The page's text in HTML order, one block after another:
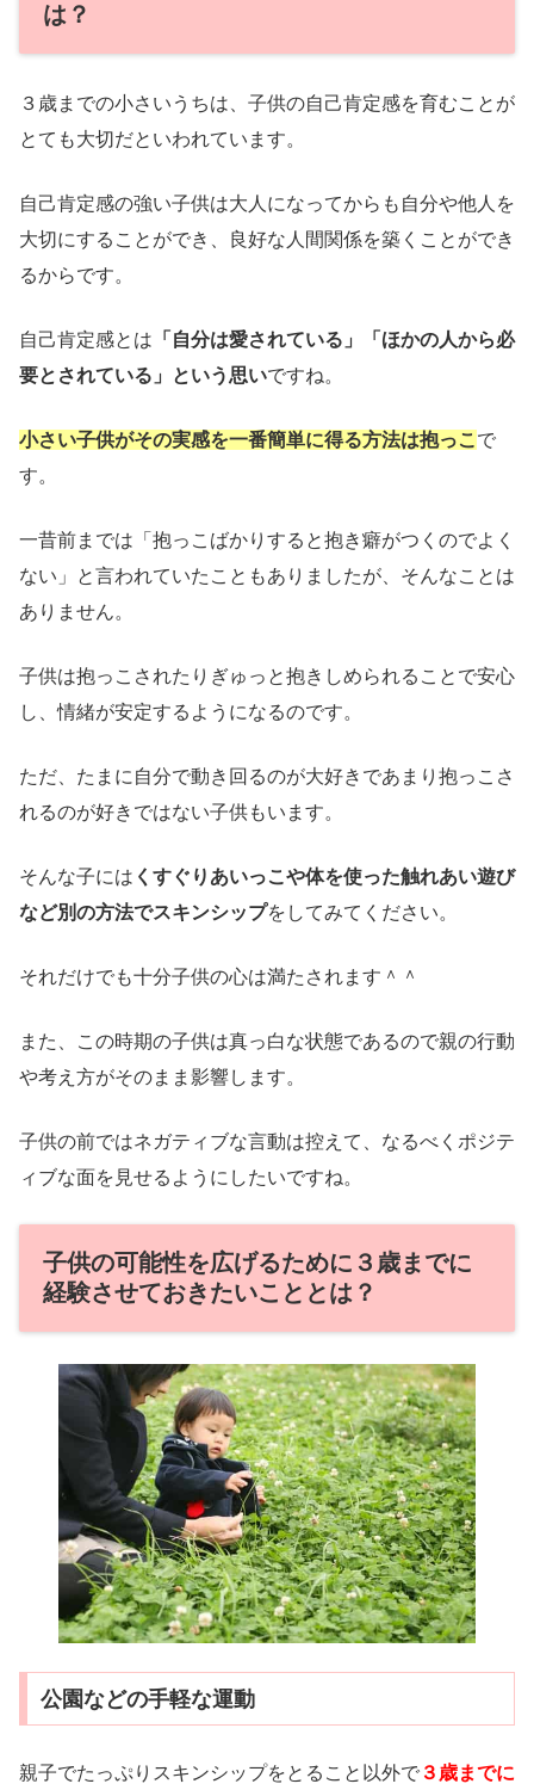
は？
３歳までの小さいうちは、子供の自己肯定感を育むことが
とても大切だといわれています。
自己肯定感の強い子供は大人になってからも自分や他人を
大切にすることができ、良好な人間関係を築くことができ
るからです。
自己肯定感とは 「自分は愛されている」「ほかの人から必
要とされている」という思いですね。
小さい子供がその実感を一番簡単に得る方法は抱っこ で
す。
一昔前までは「抱っこばかりすると抱き癖がつくのでよく
ない」と言われていたこともありましたが、そんなことは
ありません。
子供は抱っこされたりぎゅっと抱きしめられることで安心
し、情緒が安定するようになるのです。
ただ、たまに自分で動き回るのが大好きであまり抱っこさ
れるのが好きではない子供もいます。
そんな子には くすぐりあいっこや体を使った触れあい遊び
など別の方法でスキンシップをしてみてください。
それだけでも十分子供の心は満たされます＾＾
また、この時期の子供は真っ白な状態であるので親の行動
や考え方がそのまま影響します。
子供の前ではネガティブな言動は控えて、なるべくポジテ
ィブな面を見せるようにしたいですね。
子供の可能性を広げるために３歳までに
経験させておきたいこととは？
公園などの手軽な運動
親子でたっぷりスキンシップをとること以外で ３歳までに